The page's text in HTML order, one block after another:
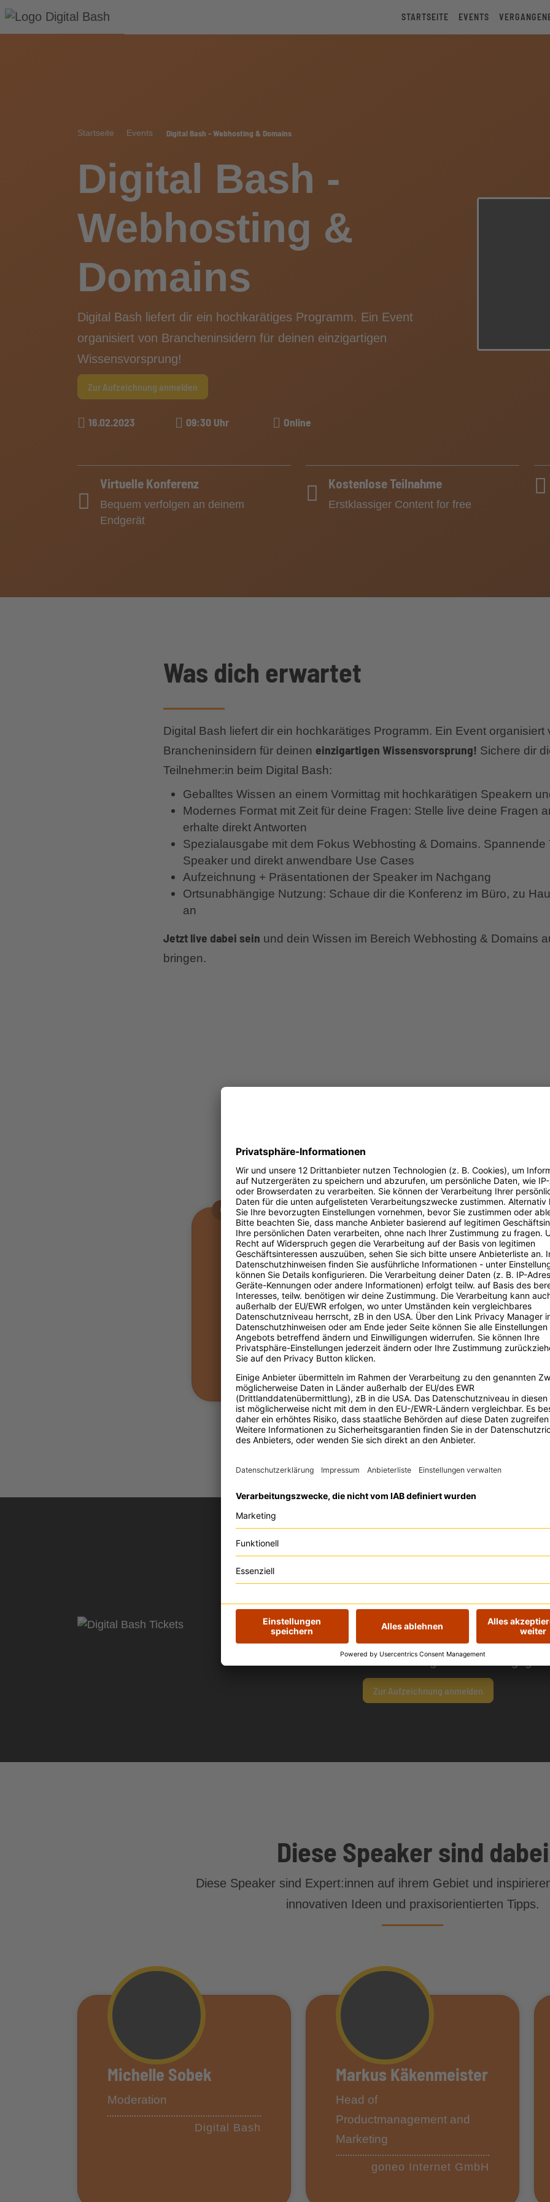
STARTSEITE EVENTS
Startseite Events Digital Bash - Webhosting & Domains
Digital Bash -
Webhosting &
Domains
Digital Bash liefert dir ein hochkarätiges Programm. Ein Event
organisiert von Brancheninsidern für deinen einzigartigen
Wissensvorsprung!
Zur Aufzeichnung anmelden
16.02.2023 09:30 Uhr Online
Virtuelle Konferenz
Bequem verfolgen an deinem
Endgerät
Kostenlose Teilnahme
Erstklassiger Content for free
Was dich erwartet
Digital Bash liefert dir ein hochkarätiges Programm. Ein Event organisiert
Brancheninsidern für deinen einzigartigen Wissensvorsprung! Sichere dir
Teilnehmer:in beim Digital Bash:
Geballtes Wissen an einem Vormittag mit hochkarätigen Speakern
Modernes Format mit Zeit für deine Fragen: Stelle live deine Fragen
erhalte direkt Antworten
Spezialausgabe mit dem Fokus Webhosting & Domains.
Speaker und direkt anwendbare Use Cases
Aufzeichnung + Präsentationen der Speaker im Nachgang
Ortsunabhängige Nutzung: Schaue dir die Konferenz im Büro, zu
an
Jetzt live dabei sein und dein Wissen im Bereich Webhosting & Domains
bringen.
Digital Bash - Webhosting & Domains
09:30 - 09:40 Uhr Digital Bash - Webhosting & Domains
Opening: Digital Bash - Webhosting & Domains
16.02.2023
Speaker
Michelle Sobek | Digital Bash
Jetzt zum Event
Bestelle jetzt dein Ticket und sei
deiner Anmeldung sicherst du dir
Aufzeichnung sowie die
Zur Aufzeichnung anmelden
Diese Speaker sind dabei
Diese Speaker sind Expert:innen auf ihrem Gebiet und
innovativen Ideen und praxisorientierten Tipps.
Michelle Sobek
Moderation
Digital Bash
Markus Käkenmeister
Head of
Productmanagement and
Marketing
goneo Internet GmbH